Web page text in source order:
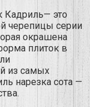
Кадриль— это
черепицы серии
окрашена
плиток в
из самых
нарезка сота —